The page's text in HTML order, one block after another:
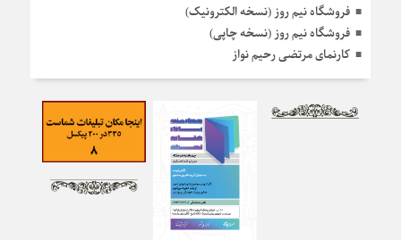
فروشگاه نیم روز (نسخه الکترونیک)
فروشگاه نیم روز (نسخه چاپی)
کارنمای مرتضی رحیم نواز